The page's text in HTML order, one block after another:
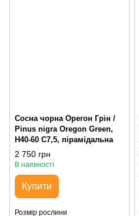
Сосна чорна Орегон Грін /
Pinus nigra Oregon Green,
H40-60 С7,5, пірамідальна
2 750 грн
В наявності
Купити
Розмір рослини